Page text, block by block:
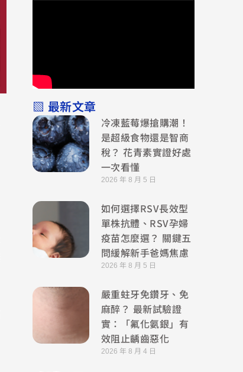
▧ 最新文章
冷凍藍莓爆搶購潮！
是超級食物還是智商
稅？ 花青素實證好處
一次看懂
2026 年 8 月 5 日
如何選擇RSV長效型
單株抗體、RSV孕婦
疫苗怎麼選？ 關鍵五
問緩解新手爸媽焦慮
2026 年 8 月 5 日
嚴重蛀牙免鑽牙、免
麻醉？ 最新試驗證
實：「氟化氨銀」有
效阻止齲齒惡化
2026 年 8 月 4 日